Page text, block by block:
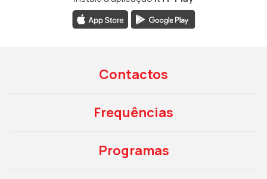
Contactos
Frequências
Programas